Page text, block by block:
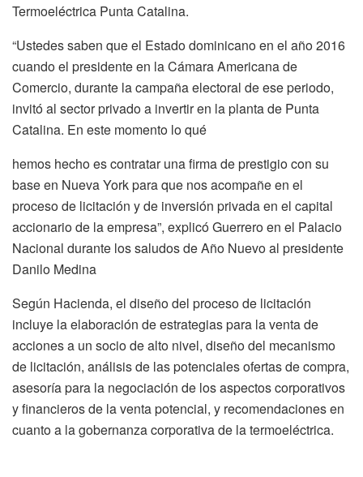
Termoeléctrica Punta Catalina.
“Ustedes saben que el Estado dominicano en el año 2016
cuando el presidente en la Cámara Americana de
Comercio, durante la campaña electoral de ese periodo,
invitó al sector privado a invertir en la planta de Punta
Catalina. En este momento lo qué
hemos hecho es contratar una firma de prestigio con su
base en Nueva York para que nos acompañe en el
proceso de licitación y de inversión privada en el capital
accionario de la empresa”, explicó Guerrero en el Palacio
Nacional durante los saludos de Año Nuevo al presidente
Danilo Medina
Según Hacienda, el diseño del proceso de licitación
incluye la elaboración de estrategias para la venta de
acciones a un socio de alto nivel, diseño del mecanismo
de licitación, análisis de las potenciales ofertas de compra,
asesoría para la negociación de los aspectos corporativos
y financieros de la venta potencial, y recomendaciones en
cuanto a la gobernanza corporativa de la termoeléctrica.